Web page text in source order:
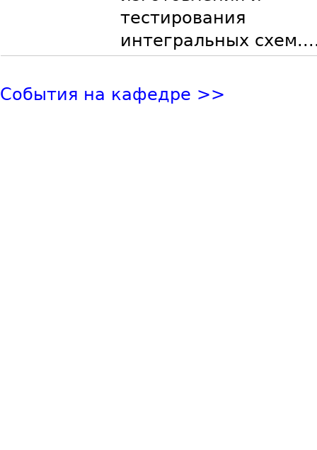
тестирования
интегральных
События на кафедре >>